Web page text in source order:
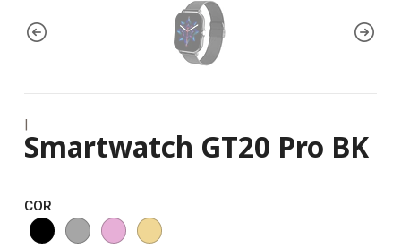
|
Smartwatch GT20 Pro BK
COR